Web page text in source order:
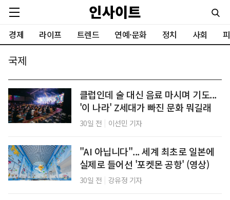
경제 라이프 트렌드 연예·문화 정치 사회
국제
클럽인데 술 대신 음료 마시며 기도...
'이 나라' Z세대가 빠진 문화 뭐길래
30일 전 이선민 기자
"AI 아닙니다"... 세계 최초로 일본에
실제로 들어선 '포켓몬 공항' (영상)
30일 전 강유정 기자